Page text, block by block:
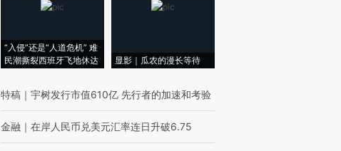
“入侵”还是“人道危机” 难
民潮撕裂西班牙飞地休达
显影｜瓜农的漫长等待
特稿 ｜ 宇树发行市值610亿 先行者的加速和考验
金融 ｜ 在岸人民币兑美元汇率连日升破6.75